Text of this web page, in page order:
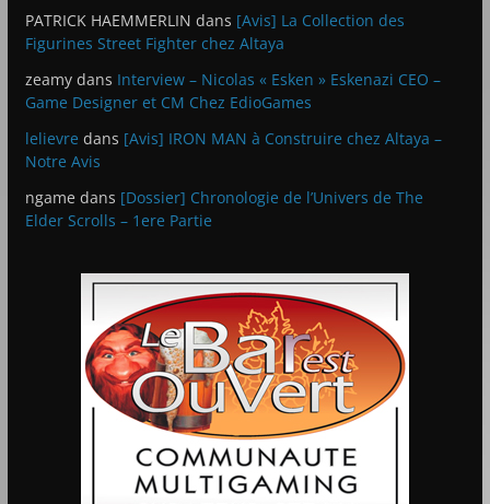
PATRICK HAEMMERLIN dans [Avis] La Collection des
Figurines Street Fighter chez Altaya
zeamydans Interview – Nicolas « Esken » Eskenazi CEO –
Game Designer et CM Chez EdioGames
lelievre dans [Avis] IRON MAN à Construire chez Altaya –
Notre Avis
ngame dans [Dossier] Chronologie de l’Univers de The
Elder Scrolls – 1ere Partie